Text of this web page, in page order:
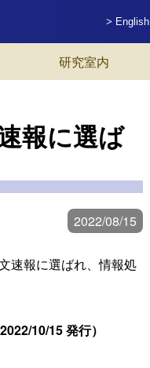
> English
研究室内
報に選ば
2022/08/15
速報に選ばれ、情報処
10/15 発行）